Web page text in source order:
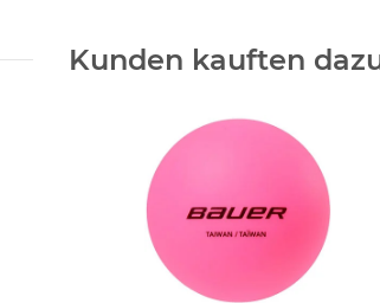
Kunden kauften